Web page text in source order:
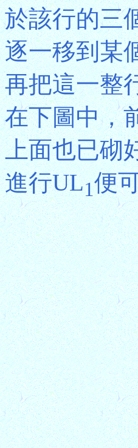
於該行的三
逐一移到某
再把這一整
在下圖中，
上面也已砌
進行UL1便